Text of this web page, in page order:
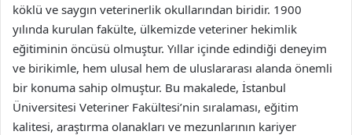
köklü ve saygın veterinerlik okullarından biridir. 1900
yılında kurulan fakülte, ülkemizde veteriner hekimlik
eğitiminin öncüsü olmuştur. Yıllar içinde edindiği deneyim
ve birikimle, hem ulusal hem de uluslararası alanda önemli
bir konuma sahip olmuştur. Bu makalede, İstanbul
Üniversitesi Veteriner Fakültesi’nin sıralaması, eğitim
kalitesi, araştırma olanakları ve mezunlarının kariyer